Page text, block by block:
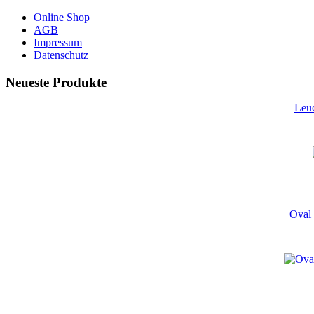
Online Shop
AGB
Impressum
Datenschutz
Neueste Produkte
Oval